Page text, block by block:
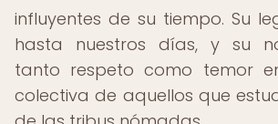
influyentes de su tiempo. Su
hasta nuestros días, y su
tanto respeto como temor
colectiva de aquellos que